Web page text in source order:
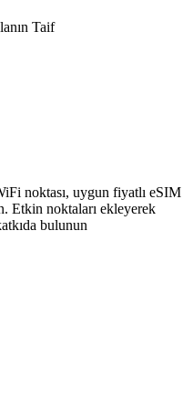
Taif
noktası, uygun fiyatlı eSIM
Etkin noktaları ekleyerek
bulunun